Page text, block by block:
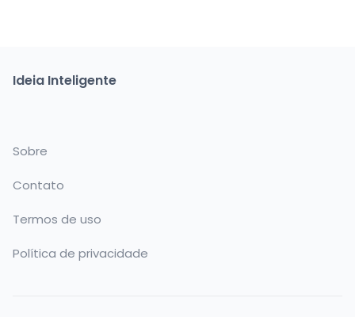
Ideia Inteligente
Sobre
Contato
Termos de uso
Política de privacidade